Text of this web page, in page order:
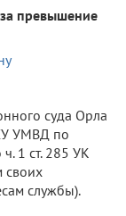
превышение
суда Орла
УМВД по
1 ст. 285 УК
своих
службы).